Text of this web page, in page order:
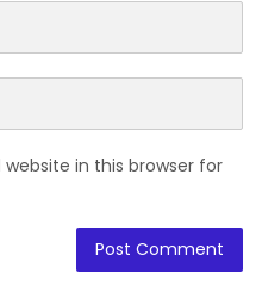
in this browser for